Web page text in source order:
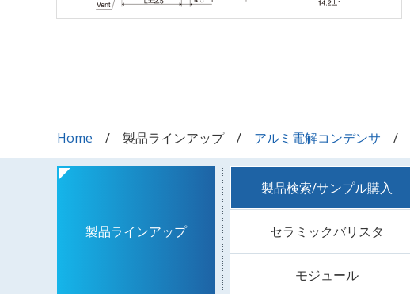
Home 製品ラインアップ アルミ電解コンデンサ
製品ラインアップ
製品検索/サンプル購入
セラミックバリスタ
モジュール